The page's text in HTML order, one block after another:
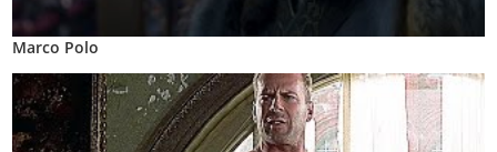
Marco Polo